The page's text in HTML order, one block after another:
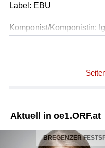
Label: EBU
Komponist/Komponistin:
Titel: Divertimento für
Länge: 20:50 min
Label: EBU
Aktuell in oe1.ORF.at
BREGENZER